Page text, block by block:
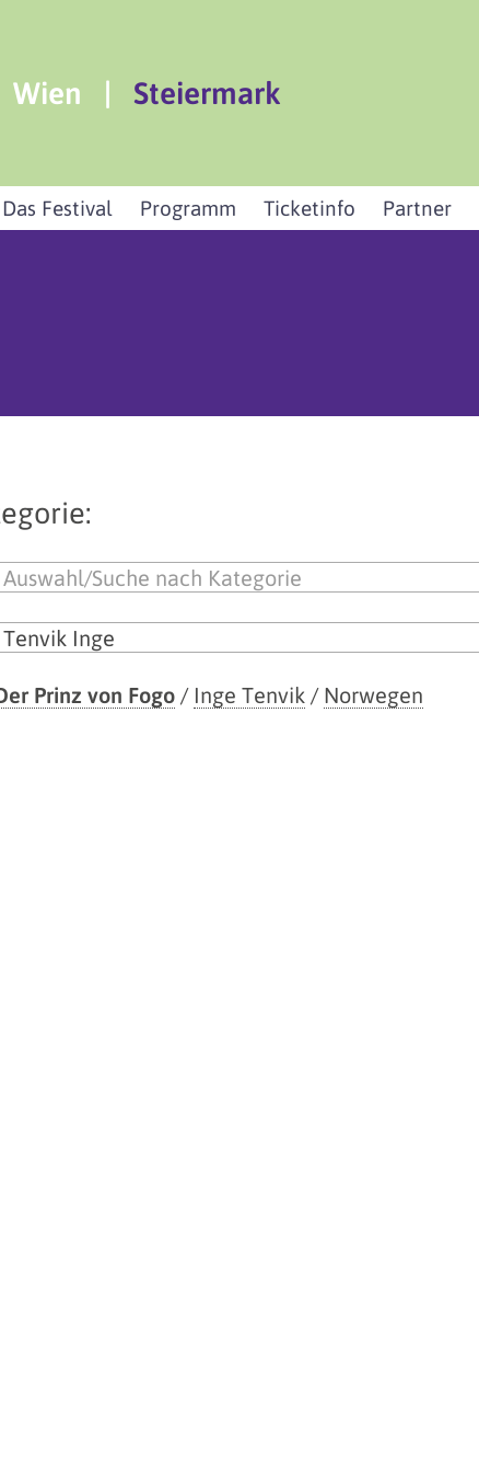
Wien | Steiermark
Das Festival Programm Ticketinfo Partner
Auswahl/Suche nach Kategorie
Tenvik Inge
Prinz von Fogo / Inge Tenvik / Norwegen